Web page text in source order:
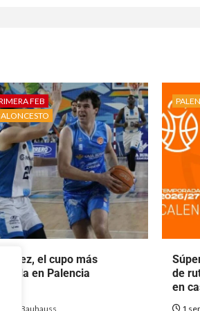
FEB
el cupo más
en Palencia
Bauhauss
de
en
1